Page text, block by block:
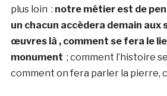
plus loin : notre métier est de
un chacun accèdera demain aux
œuvres là , comment se fera le
monument ; comment l’histoire
comment on fera parler la pierre,